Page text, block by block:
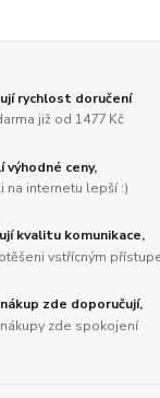
rychlost doručení
již od 1477 Kč
výhodné ceny,
na internetu lepší :)
kvalitu komunikace,
vstřícným
zde doporučují,
zde spokojení